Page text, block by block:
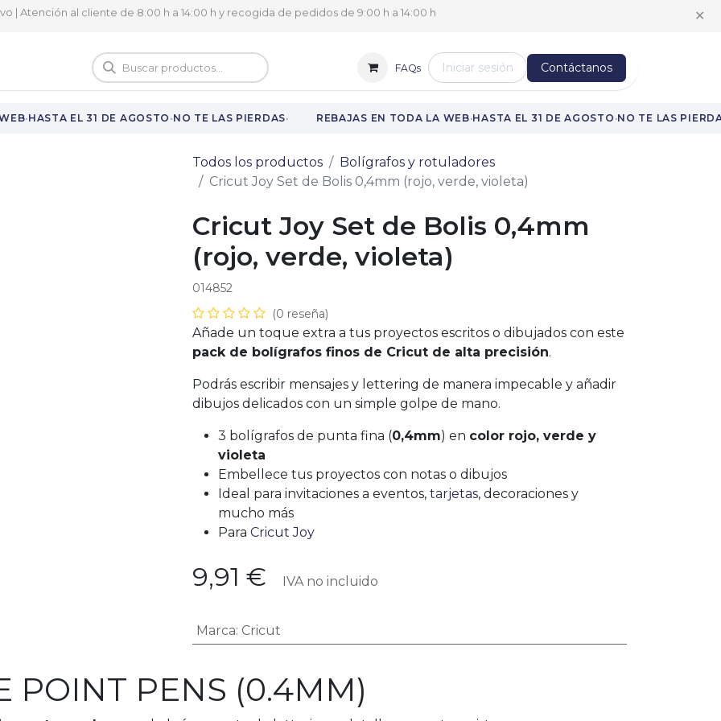
| Atención al cliente de 8:00 h a 14:00 h y recogida de pedidos de 9:00 h a 14:00 h ✕
Vuelta al cole FAQs Iniciar sesión Contáctanos
·HASTA EL 31 DE AGOSTO·NO TE LAS PIERDAS· REBAJAS EN TODA LA WEB·HASTA EL 31 DE AGOSTO ·NO TE LAS PIERDAS
Todos los productos
Bolígrafos y rotuladores
Cricut Joy Set de Bolis 0,4mm (rojo, verde, violeta)
Cricut Joy Set de Bolis 0,4mm
(rojo, verde, violeta)
014852
(0 reseña)
Añade un toque extra a tus proyectos escritos o dibujados con este
pack de bolígrafos finos de Cricut de alta precisión.
Podrás escribir mensajes y lettering de manera impecable y añadir
dibujos delicados con un simple golpe de mano.
3 bolígrafos de punta fina (0,4mm) en color rojo, verde y
violeta
Embellece tus proyectos con notas o dibujos
Ideal para invitaciones a eventos, tarjetas, decoraciones y
mucho más
Para Cricut Joy
9,91 € IVA no incluido
Marca: Cricut
POINT PENS (0.4MM)